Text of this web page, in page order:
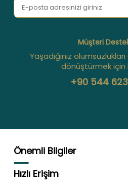
Müşteri
Yaşadığınız
dönüştürmek için
+90 544
Önemli Bilgiler
Hızlı Erişim